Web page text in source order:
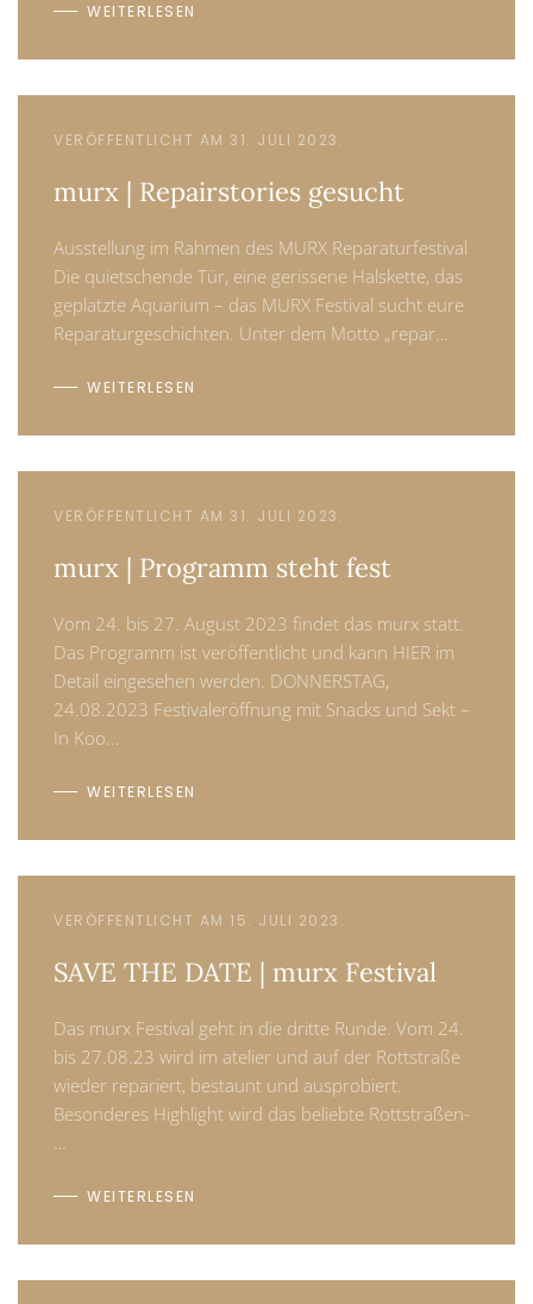
WEITERLESEN
VERÖFFENTLICHT AM 31. JULI 2023.
murx | Repairstories gesucht
Ausstellung im Rahmen des MURX Reparaturfestival
Die quietschende Tür, eine gerissene Halskette, das
geplatzte Aquarium – das MURX Festival sucht eure
Reparaturgeschichten. Unter dem Motto „repar…
WEITERLESEN
VERÖFFENTLICHT AM 31. JULI 2023.
murx | Programm steht fest
Vom 24. bis 27. August 2023 findet das murx statt.
Das Programm ist veröffentlicht und kann HIER im
Detail eingesehen werden. DONNERSTAG,
24.08.2023 Festivaleröffnung mit Snacks und Sekt –
In Koo…
WEITERLESEN
VERÖFFENTLICHT AM 15. JULI 2023.
SAVE THE DATE | murx Festival
Das murx Festival geht in die dritte Runde. Vom 24.
bis 27.08.23 wird im atelier und auf der Rottstraße
wieder repariert, bestaunt und ausprobiert.
Besonderes Highlight wird das beliebte Rottstraßen-
…
WEITERLESEN